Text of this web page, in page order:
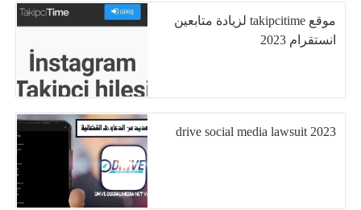
موقع takipcitime لزيادة متابعين
انستقرام 2023
drive social media lawsuit 2023